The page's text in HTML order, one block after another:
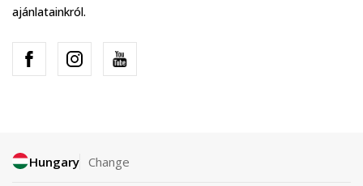
ajánlatainkról.
Hungary Change